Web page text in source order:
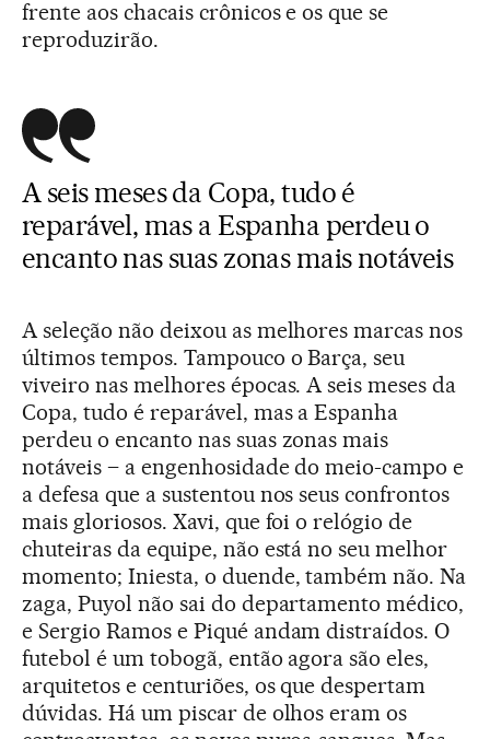
frente aos chacais crônicos e os que se
reproduzirão.
A seis meses da Copa, tudo é
reparável, mas a Espanha perdeu o
encanto nas suas zonas mais notáveis
A seleção não deixou as melhores marcas nos
últimos tempos. Tampouco o Barça, seu
viveiro nas melhores épocas. A seis meses da
Copa, tudo é reparável, mas a Espanha
perdeu o encanto nas suas zonas mais
notáveis – a engenhosidade do meio-campo e
a defesa que a sustentou nos seus confrontos
mais gloriosos. Xavi, que foi o relógio de
chuteiras da equipe, não está no seu melhor
momento; Iniesta, o duende, também não. Na
zaga, Puyol não sai do departamento médico,
e Sergio Ramos e Piqué andam distraídos. O
futebol é um tobogã, então agora são eles,
arquitetos e centuriões, os que despertam
dúvidas. Há um piscar de olhos eram os